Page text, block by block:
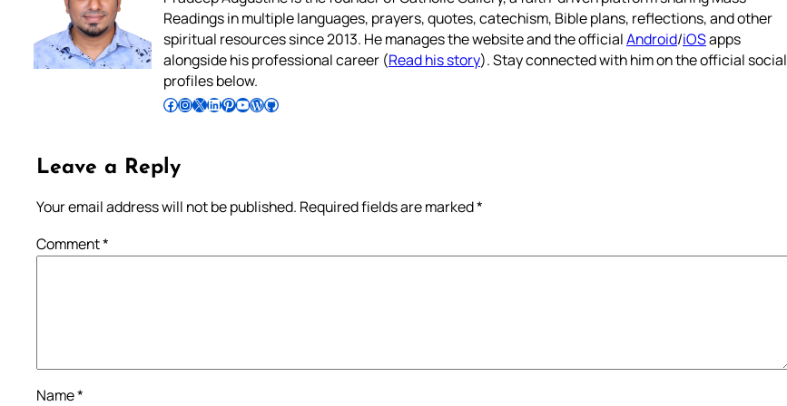
Readings in multiple languages, prayers, quotes, catechism, Bible plans, reflections, and other
spiritual resources since 2013. He manages the website and the officialAndroid/iOSapps
alongside his professional career (Read his story). Stay connected with him on the official social
profiles below.
Follow Pradeep on Facebook Follow Pradeep on InstagramFollow Pradeep on X Follow Pradeep on LinkedIn Follow Pradeep on Pinterest Subscribe to Pradeep’s Youtube Channel Follow Pradeep on WordPress Follow Pradeep on GitHub
Leave a Reply
Your email address will not be published. Required fields are marked*
Comment*
Name*